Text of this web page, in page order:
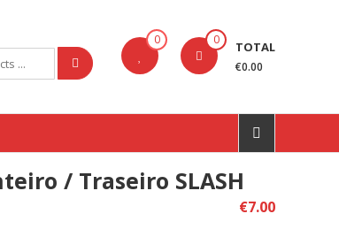
0 0 TOTAL
€0.00
/ Traseiro SLASH
€7.00